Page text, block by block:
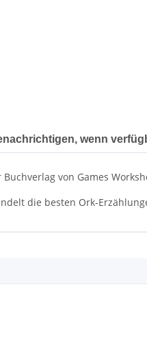
wenn
von Games
die besten Ork-